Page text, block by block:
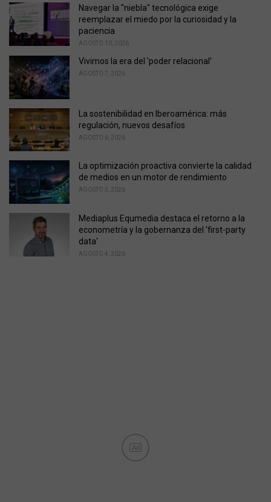
i
e
s
:
Navegar la "niebla" tecnológica exige
reemplazar el miedo por la curiosidad y la
paciencia
AGOSTO 10, 2026
Vivimos la era del 'poder relacional'
AGOSTO 7, 2026
La sostenibilidad en Iberoamérica: más
regulación, nuevos desafíos
AGOSTO 6, 2026
La optimización proactiva convierte la calidad
de medios en un motor de rendimiento
AGOSTO 5, 2026
Mediaplus Equmedia destaca el retorno a la
econometría y la gobernanza del 'first-party
data'
AGOSTO 4, 2026
Ad